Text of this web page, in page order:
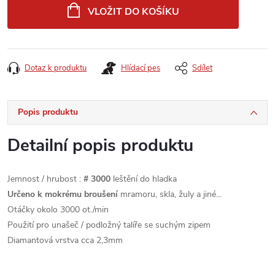
VLOŽIT DO KOŠÍKU
Dotaz k produktu Hlídací pes Sdílet
Popis produktu
Detailní popis produktu
Jemnost / hrubost : # 3000 leštění do hladka
Určeno k mokrému broušení mramoru, skla, žuly a jiné...
Otáčky okolo 3000 ot./min
Použití pro unašeč / podložný talíře se suchým zipem
Diamantová vrstva cca 2,3mm